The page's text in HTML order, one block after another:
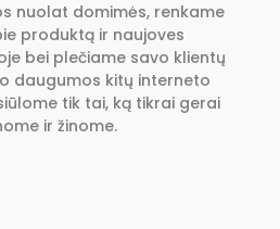
nuolat domimės, renkame
produktą ir naujoves
bei plečiame savo klientų
daugumos kitų interneto
tik tai, ką tikrai gerai
ir žinome.